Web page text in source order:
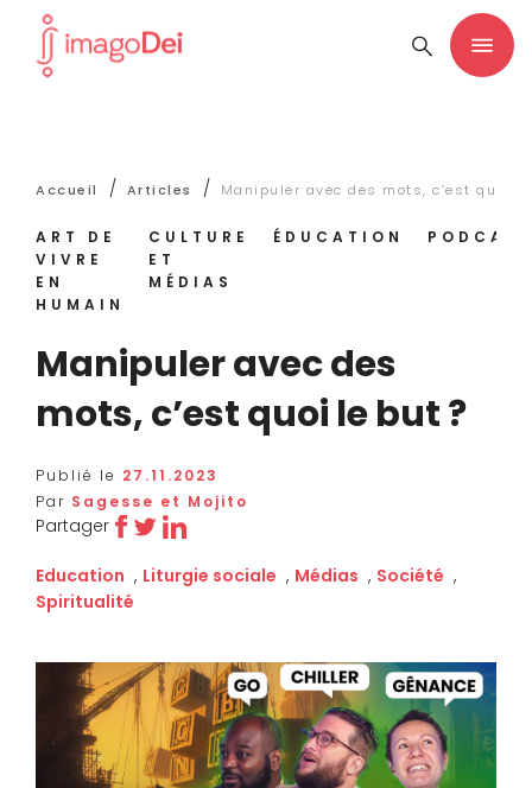
Accueil / Articles / Manipuler avec des mots, c’est quoi
ART DE
VIVRE
EN
HUMAIN
CULTURE
ET
MÉDIAS
ÉDUCATION
Manipuler avec des
mots, c’est quoi le but ?
Publié le 27.11.2023
Par Sagesse et Mojito
Partager
Education , Liturgie sociale , Médias , Société ,
Spiritualité